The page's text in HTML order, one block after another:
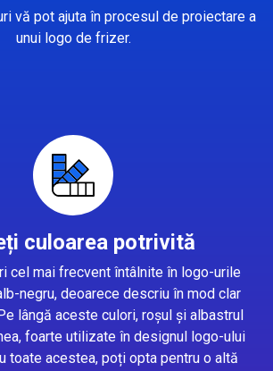
vă pot ajuta în procesul de proiectare a
unui logo de frizer.
culoarea potrivită
cel mai frecvent întâlnite în logo-urile
negru, deoarece descriu în mod clar
lângă aceste culori, roșul și albastrul
foarte utilizate în designul logo-ului
toate acestea, poți opta pentru o altă